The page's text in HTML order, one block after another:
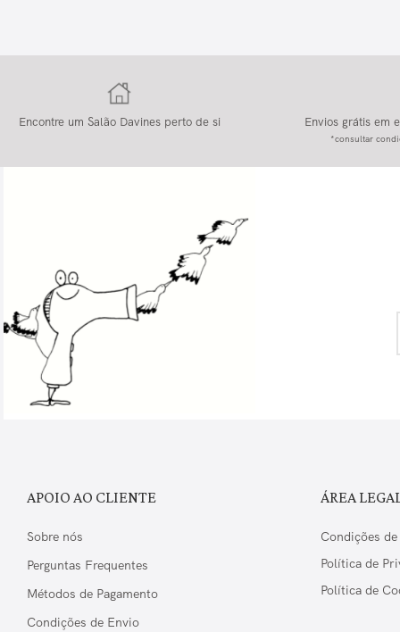
Encontre um Salão Davines perto de si Envios grátis em
*consultar
APOIO AO CLIENTE
Sobre nós
Perguntas Frequentes
Métodos de Pagamento
Condições de Envio
ÁREA
Condições de
Política de
Política de